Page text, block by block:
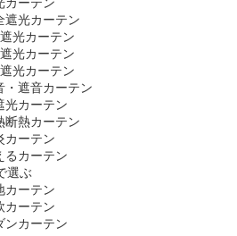
遮光カーテン
光カーテン
光カーテン
光カーテン
・遮音カーテン
光カーテン
断熱カーテン
カーテン
るカーテン
選ぶ
カーテン
カーテン
ンカーテン